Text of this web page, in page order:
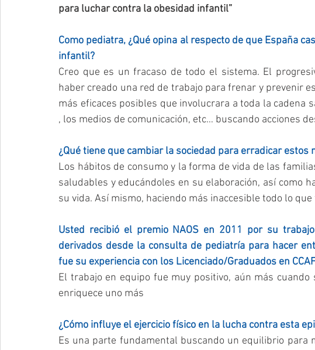
para luchar contra la obesidad infantil”
Como pediatra, ¿Qué opina al respecto de que España
infantil?
Creo que es un fracaso de todo el sistema. El
haber creado una red de trabajo para frenar y prevenir
más eficaces posibles que involucrara a toda la cadena
, los medios de comunicación, etc… buscando acciones
¿Qué tiene que cambiar la sociedad para erradicar estos
Los hábitos de consumo y la forma de vida de las
saludables y educándoles en su elaboración, así como
su vida. Así mismo, haciendo más inaccesible todo lo
Usted recibió el premio NAOS en 2011 por su
derivados desde la consulta de pediatría para hacer
fue su experiencia con los Licenciado/Graduados en
El trabajo en equipo fue muy positivo, aún más
enriquece uno más
¿Cómo influye el ejercicio físico en la lucha contra esta
Es una parte fundamental buscando un equilibrio para